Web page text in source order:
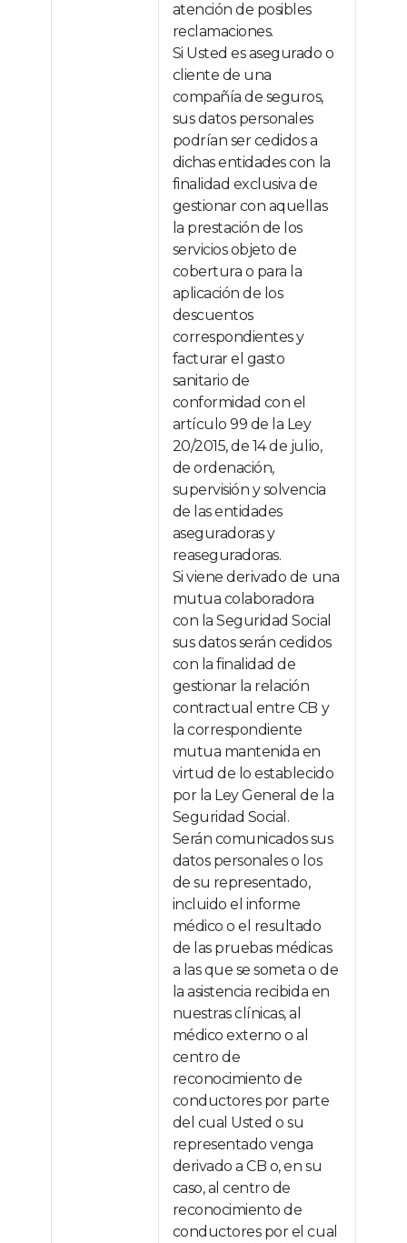
atención de posibles
reclamaciones.
Si Usted es asegurado o
cliente de una
compañía de seguros,
sus datos personales
podrían ser cedidos a
dichas entidades con la
finalidad exclusiva de
gestionar con aquellas
la prestación de los
servicios objeto de
cobertura o para la
aplicación de los
descuentos
correspondientes y
facturar el gasto
sanitario de
conformidad con el
artículo 99 de la Ley
20/2015, de 14 de julio,
de ordenación,
supervisión y solvencia
de las entidades
aseguradoras y
reaseguradoras.
Si viene derivado de una
mutua colaboradora
con la Seguridad Social
sus datos serán cedidos
con la finalidad de
gestionar la relación
contractual entre CB y
la correspondiente
mutua mantenida en
virtud de lo establecido
por la Ley General de la
Seguridad Social.
Serán comunicados sus
datos personales o los
de su representado,
incluido el informe
médico o el resultado
de las pruebas médicas
a las que se someta o de
la asistencia recibida en
nuestras clínicas, al
médico externo o al
centro de
reconocimiento de
conductores por parte
del cual Usted o su
representado venga
derivado a CB o, en su
caso, al centro de
reconocimiento de
conductores por el cual